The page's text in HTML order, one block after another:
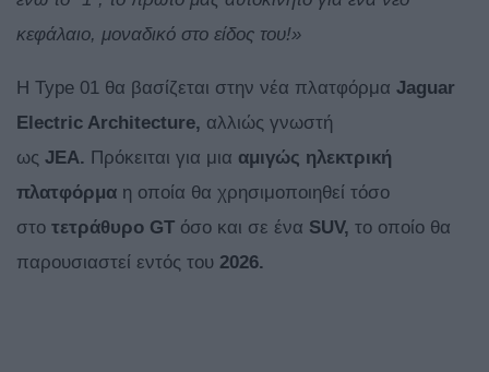
κεφάλαιο, μοναδικό στο είδος του!»
Η Type 01 θα βασίζεται στην νέα πλατφόρμα Jaguar
Electric Architecture, αλλιώς γνωστή
ως JEA. Πρόκειται για μια αμιγώς ηλεκτρική
πλατφόρμα η οποία θα χρησιμοποιηθεί τόσο
στο τετράθυρο GT όσο και σε ένα SUV, το οποίο θα
παρουσιαστεί εντός του 2026.